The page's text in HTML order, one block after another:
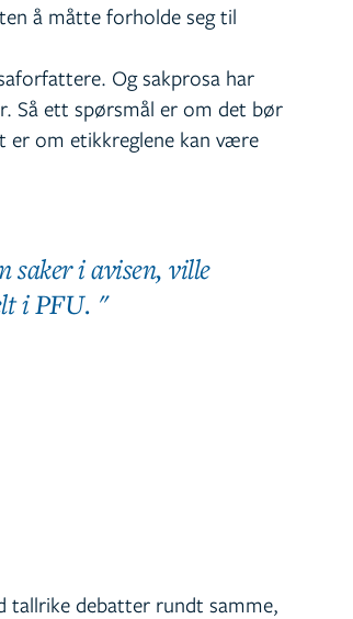
å måtte forholde seg til
Og sakprosa har
Så ett spørsmål er om det bør
er om etikkreglene kan være
i avisen, ville
i PFU.
tallrike debatter rundt samme,